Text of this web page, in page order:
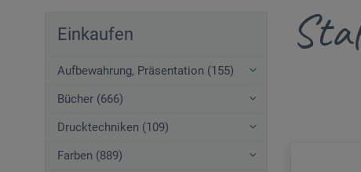
Einkaufen
Aufbewahrung, Präsentation (155)
Bücher (666)
Drucktechniken (109)
Farben (889)